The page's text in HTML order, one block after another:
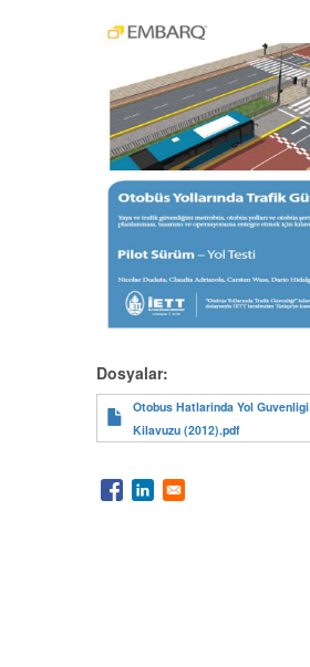
Dosyalar:
Otobus Hatlarinda Yol Guvenligi
Kilavuzu (2012).pdf